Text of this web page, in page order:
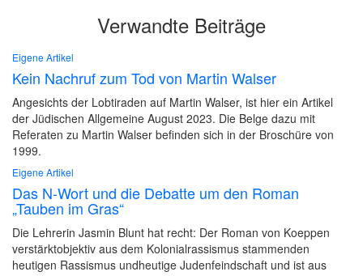
Verwandte Beiträge
Eigene Artikel
Kein Nachruf zum Tod von Martin Walser
Angesichts der Lobtiraden auf Martin Walser, ist hier ein Artikel
der Jüdischen Allgemeine August 2023. Die Belge dazu mit
Referaten zu Martin Walser befinden sich in der Broschüre von
1999.
Eigene Artikel
Das N-Wort und die Debatte um den Roman
„Tauben im Gras“
Die Lehrerin Jasmin Blunt hat recht: Der Roman von Koeppen
verstärktobjektiv aus dem Kolonialrassismus stammenden
heutigen Rassismus undheutige Judenfeindschaft und ist aus